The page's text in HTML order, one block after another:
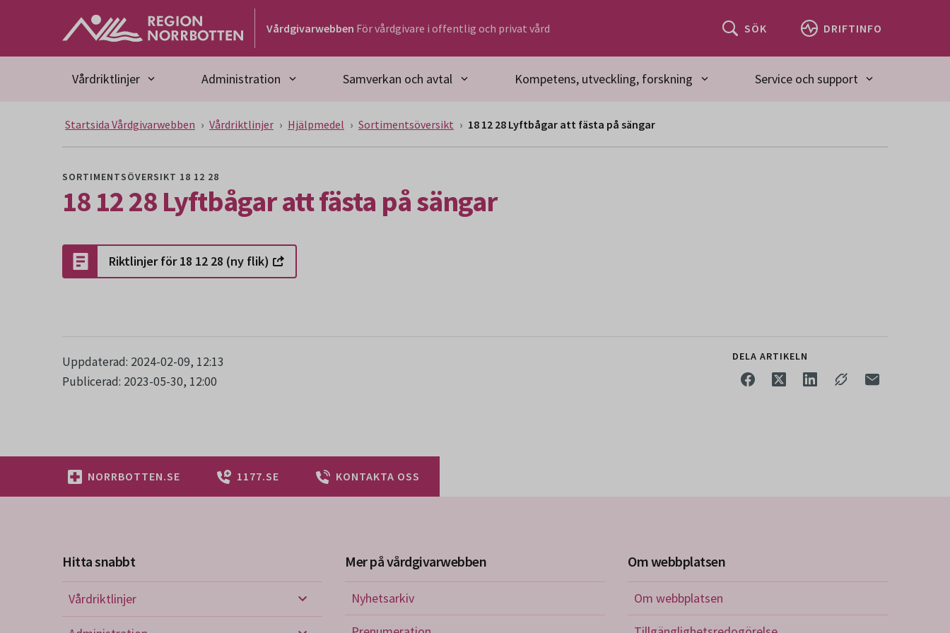
Gå till huvudmeny
Gå till övergripande innehåll
Vårdgivarwebben För vårdgivare i offentlig och privat vård SÖK DRIFTINFO
Vårdriktlinjer Administration Samverkan och avtal Kompetens, utveckling, forskning Service och support
Startsida Vårdgivarwebben Vårdriktlinjer Hjälpmedel Sortimentsöversikt 18 12 28 Lyftbågar att fästa på sängar
SORTIMENTSÖVERSIKT 18 12 28
18 12 28 Lyftbågar att fästa på sängar
Riktlinjer för 18 12 28 (ny flik)
Uppdaterad: 2024-02-09, 12:13
Publicerad: 2023-05-30, 12:00
DELA ARTIKELN
NORRBOTTEN.SE 1177.SE KONTAKTA OSS
Hitta snabbt
Vårdriktlinjer
Vårdriktlinjer
Mer på vårdgivarwebben
Nyhetsarkiv
Om webbplatsen
Om webbplatsen